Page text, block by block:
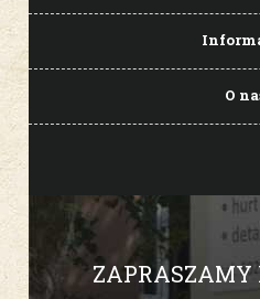
O
ZAPRASZAMY